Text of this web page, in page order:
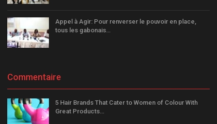
Appel à Agir: Pour renverser le pouvoir en place,
tous les gabonais…
Commentaire
5 Hair Brands That Cater to Women of Colour With
Great Products…